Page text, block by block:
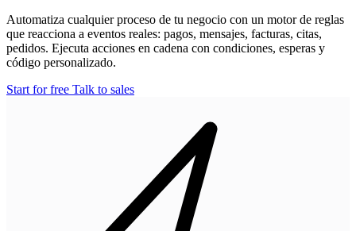
Automatiza cualquier proceso de tu negocio con un motor de reglas
que reacciona a eventos reales: pagos, mensajes, facturas, citas,
pedidos. Ejecuta acciones en cadena con condiciones, esperas y
código personalizado.
Start for free Talk to sales